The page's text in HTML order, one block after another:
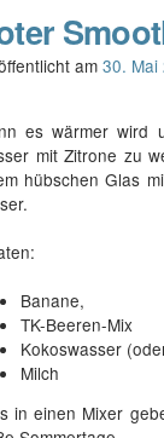
am30. Mai
es wärmer wird
mit Zitrone zu
hübschen Glas
Banane,
TK-Beeren-Mix
Kokoswasser
Milch
in einen Mixer